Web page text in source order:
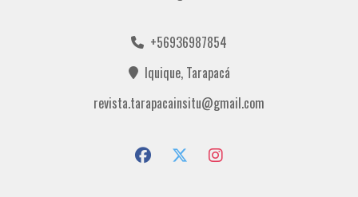
+56936987854
Iquique, Tarapacá
revista.tarapacainsitu@gmail.com